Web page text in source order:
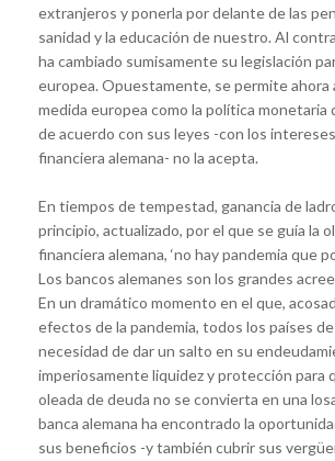
extranjeros y ponerla por delante de las
sanidad y la educación de nuestro. Al
ha cambiado sumisamente su legislación
europea. Opuestamente, se permite ahora
medida europea como la política monetaria
de acuerdo con sus leyes -con los
financiera alemana- no la acepta.
En tiempos de tempestad, ganancia de
principio, actualizado, por el que se guía la
financiera alemana, ‘no hay pandemia que
Los bancos alemanes son los grandes
En un dramático momento en el que,
efectos de la pandemia, todos los países de
necesidad de dar un salto en su
imperiosamente liquidez y protección para
oleada de deuda no se convierta en una
banca alemana ha encontrado la
sus beneficios -y también cubrir sus